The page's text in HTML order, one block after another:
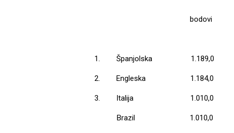
bodovi
1. Španjolska 1.189,0
2. Engleska 1.184,0
3. Italija 1.010,0
Brazil 1.010,0